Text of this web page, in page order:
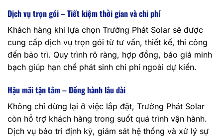
Dịch vụ trọn gói – Tiết kiệm thời gian và chi phí
Khách hàng khi lựa chọn Trường Phát Solar sẽ được
cung cấp dịch vụ trọn gói từ tư vấn, thiết kế, thi công
đến bảo trì. Quy trình rõ ràng, hợp đồng, báo giá minh
bạch giúp hạn chế phát sinh chi phí ngoài dự kiến.
Hậu mãi tận tâm – Đồng hành lâu dài
Không chỉ dừng lại ở việc lắp đặt, Trường Phát Solar
còn hỗ trợ khách hàng trong suốt quá trình vận hành.
Dịch vụ bảo trì định kỳ, giám sát hệ thống và xử lý sự